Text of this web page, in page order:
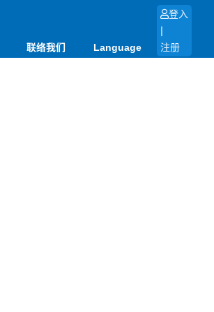
联络我们 Language
登入
|
注册